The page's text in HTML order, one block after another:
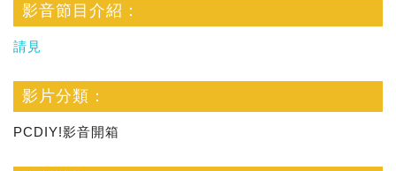
影音節目介紹：
請見
影片分類：
PCDIY!影音開箱